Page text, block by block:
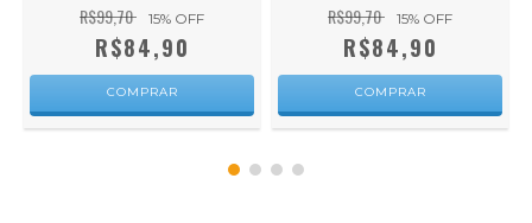
R$99,70 15% OFF
R$84,90
COMPRAR
R$99,70 15% OFF
R$84,90
COMPRAR